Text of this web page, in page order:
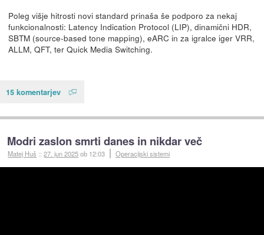
Poleg višje hitrosti novi standard prinaša še podporo za nekaj
funkcionalnosti: Latency Indication Protocol (LIP), dinamični HDR,
SBTM (source-based tone mapping), eARC in za igralce iger VRR,
ALLM, QFT, ter Quick Media Switching.
15 komentarjev
Modri zaslon smrti danes in nikdar več
Matej Huš ::27. jun 2025ob 12:03 Operacijski sistemi